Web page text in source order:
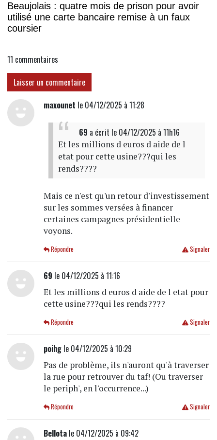
Beaujolais : quatre mois de prison pour avoir
utilisé une carte bancaire remise à un faux
coursier
11 commentaires
Laisser un commentaire
maxounet le 04/12/2025 à 11:28
69 a écrit le 04/12/2025 à 11h16
Et les millions d euros d aide de l
etat pour cette usine???qui les
rends????
Mais ce n'est qu'un retour d'investissement
sur les sommes versées à financer
certaines campagnes présidentielle
voyons.
Signaler
Répondre
69 le 04/12/2025 à 11:16
Et les millions d euros d aide de l etat pour
cette usine???qui les rends????
Signaler
Répondre
poihgle 04/12/2025 à 10:29
Pas de problème, ils n'auront qu'à traverser
la rue pour retrouver du taf! (Ou traverser
le periph', en l'occurrence...)
Signaler
Répondre
Bellotale 04/12/2025 à 09:42